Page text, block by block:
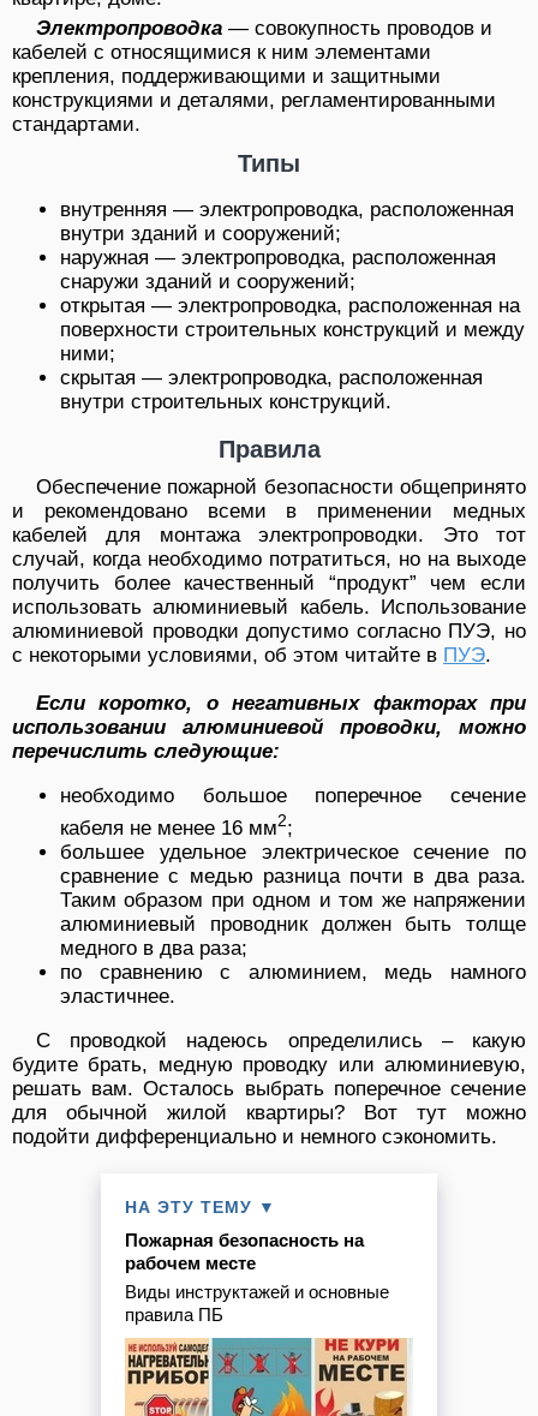
Электропроводка — совокупность проводов и
кабелей с относящимися к ним элементами
крепления, поддерживающими и защитными
конструкциями и деталями, регламентированными
стандартами.
Типы
внутренняя — электропроводка, расположенная
внутри зданий и сооружений;
наружная — электропроводка, расположенная
снаружи зданий и сооружений;
открытая — электропроводка, расположенная на
поверхности строительных конструкций и между
ними;
скрытая — электропроводка, расположенная
внутри строительных конструкций.
Правила
Обеспечение пожарной безопасности общепринято
и рекомендовано всеми в применении медных
кабелей для монтажа электропроводки. Это тот
случай, когда необходимо потратиться, но на выходе
получить более качественный “продукт” чем если
использовать алюминиевый кабель. Использование
алюминиевой проводки допустимо согласно ПУЭ, но
с некоторыми условиями, об этом читайте в ПУЭ.
Если коротко, о негативных факторах при
использовании алюминиевой проводки, можно
перечислить следующие:
необходимо большое поперечное сечение
кабеля не менее 16 мм2;
большее удельное электрическое сечение по
сравнение с медью разница почти в два раза.
Таким образом при одном и том же напряжении
алюминиевый проводник должен быть толще
медного в два раза;
по сравнению с алюминием, медь намного
эластичнее.
С проводкой надеюсь определились – какую
будите брать, медную проводку или алюминиевую,
решать вам. Осталось выбрать поперечное сечение
для обычной жилой квартиры? Вот тут можно
подойти дифференциально и немного сэкономить.
НА ЭТУ ТЕМУ ▼
Пожарная безопасность на
рабочем месте
Виды инструктажей и основные
правила ПБ